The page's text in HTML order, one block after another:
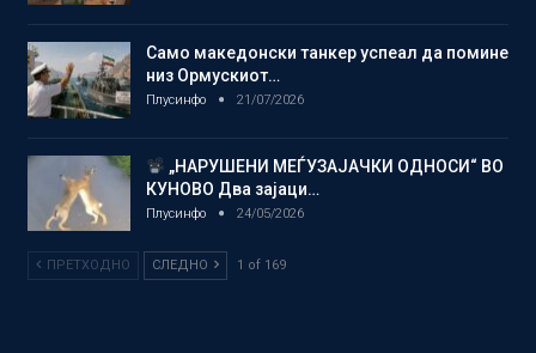
Само македонски танкер успеал да помине
низ Ормускиот…
Плусинфо 21/07/2026
„НАРУШЕНИ МЕЃУЗАЈАЧКИ ОДНОСИ“ ВО
КУНОВО Два зајаци…
Плусинфо 24/05/2026
ПРЕТХОДНО СЛЕДНО 1 of 169